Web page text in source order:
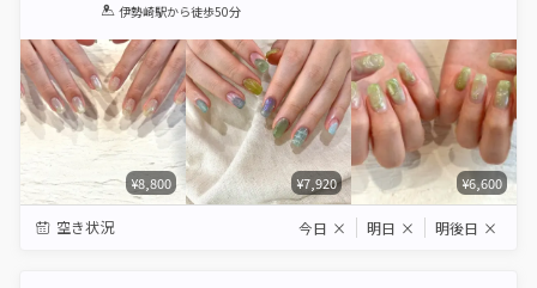
1 2 3 4 5
伊勢崎駅から徒歩50分
¥8,800 ¥7,920 ¥6,600
空き状況 今日 × 明日 × 明後日 ×